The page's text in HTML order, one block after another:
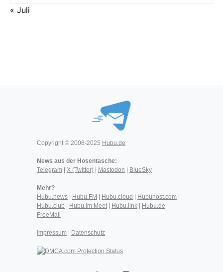
« Juli
Copyright © 2008-2025 Hubu.de
News aus der Hosentasche:
Telegram
X (Twitter) Mastodon BlueSky
Mehr?
Hubu.news
Hubu.FM Hubu.cloud Hubuhost.com
Hubu.club
Hubu.im Meet| Hubu.link
Hubu.de
FreeMail
Impressum Datenschutz